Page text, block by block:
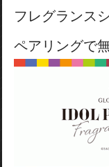
フレグランス
ペアリングで